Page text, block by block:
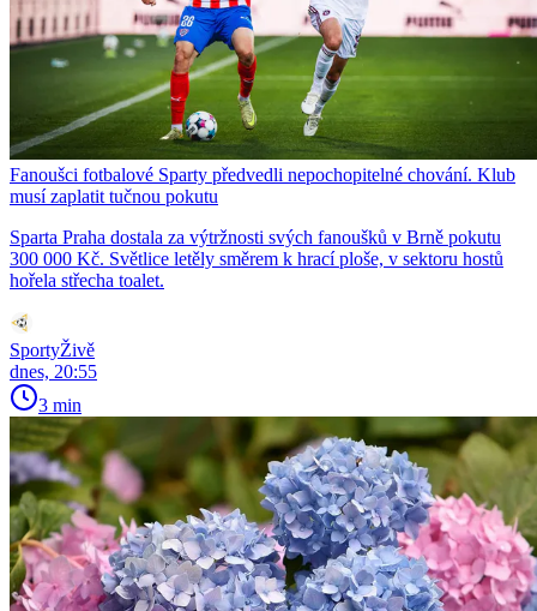
Fanoušci fotbalové Sparty předvedli nepochopitelné chování. Klub
musí zaplatit tučnou pokutu
Sparta Praha dostala za výtržnosti svých fanoušků v Brně pokutu
300 000 Kč. Světlice letěly směrem k hrací ploše, v sektoru hostů
hořela střecha toalet.
SportyŽivě
dnes, 20:55
3 min